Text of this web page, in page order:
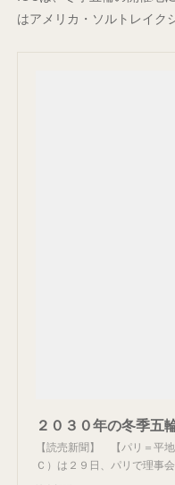
はアメリカ・ソルトレイク
【読売新聞】 【パリ＝平
Ｃ）は２９日、パリで理事